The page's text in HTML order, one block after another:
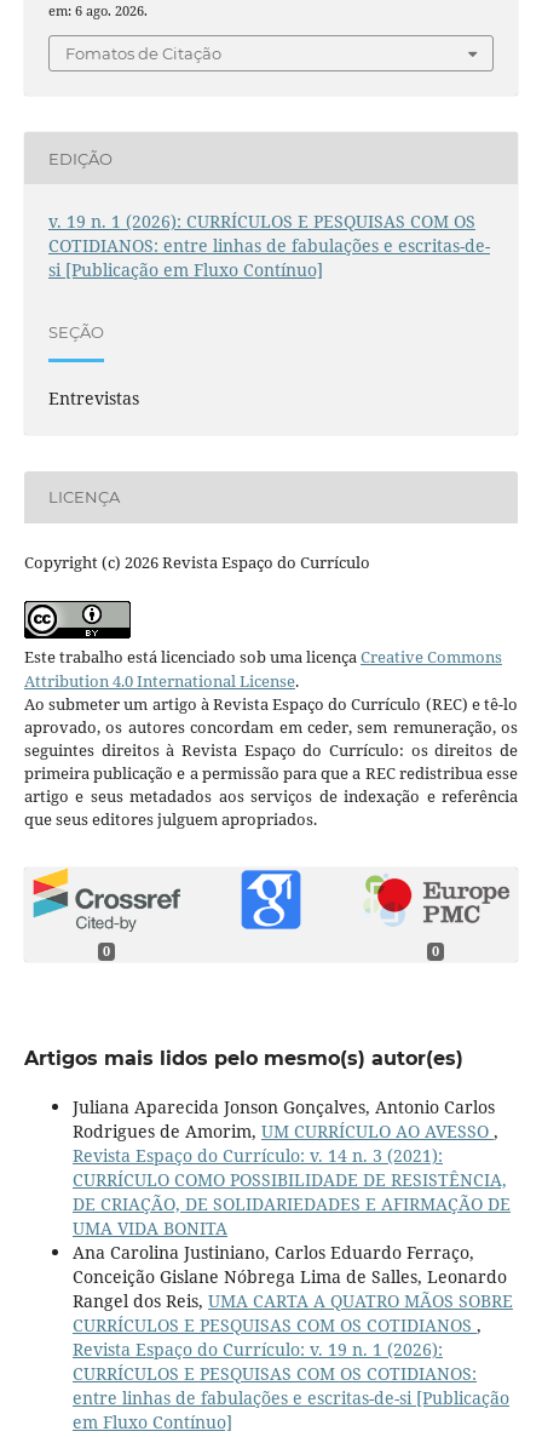
em: 6 ago. 2026.
Fomatos de Citação
EDIÇÃO
v. 19 n. 1 (2026): CURRÍCULOS E PESQUISAS COM OS
COTIDIANOS: entre linhas de fabulações e escritas-de-
si [Publicação em Fluxo Contínuo]
SEÇÃO
Entrevistas
LICENÇA
Copyright (c) 2026 Revista Espaço do Currículo
Este trabalho está licenciado sob uma licença Creative Commons
Attribution 4.0 International License.
Ao submeter um artigo à Revista Espaço do Currículo (REC) e tê-lo
aprovado, os autores concordam em ceder, sem remuneração, os
seguintes direitos à Revista Espaço do Currículo: os direitos de
primeira publicação e a permissão para que a REC redistribua esse
artigo e seus metadados aos serviços de indexação e referência
que seus editores julguem apropriados.
0 0
Artigos mais lidos pelo mesmo(s) autor(es)
Juliana Aparecida Jonson Gonçalves, Antonio Carlos
Rodrigues de Amorim, UM CURRÍCULO AO AVESSO ,
Revista Espaço do Currículo: v. 14 n. 3 (2021):
CURRÍCULO COMO POSSIBILIDADE DE RESISTÊNCIA,
DE CRIAÇÃO, DE SOLIDARIEDADES E AFIRMAÇÃO DE
UMA VIDA BONITA
Ana Carolina Justiniano, Carlos Eduardo Ferraço,
Conceição Gislane Nóbrega Lima de Salles, Leonardo
Rangel dos Reis, UMA CARTA A QUATRO MÃOS SOBRE
CURRÍCULOS E PESQUISAS COM OS COTIDIANOS ,
Revista Espaço do Currículo: v. 19 n. 1 (2026):
CURRÍCULOS E PESQUISAS COM OS COTIDIANOS:
entre linhas de fabulações e escritas-de-si [Publicação
em Fluxo Contínuo]